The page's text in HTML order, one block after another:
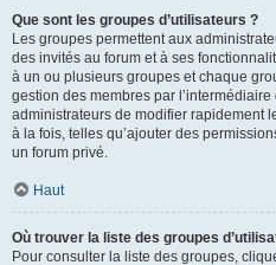
Que sont les groupes d’utilisateurs ?
Les groupes permettent aux
des invités au forum et à ses
à un ou plusieurs groupes et chaque
gestion des membres par
administrateurs de modifier rapidement
à la fois, telles qu’ajouter des
un forum privé.
Haut
Où trouver la liste des groupes
Pour consulter la liste des groupes,